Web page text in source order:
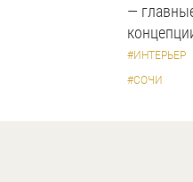
—
#ИНТЕРЬЕР
#СОЧИ